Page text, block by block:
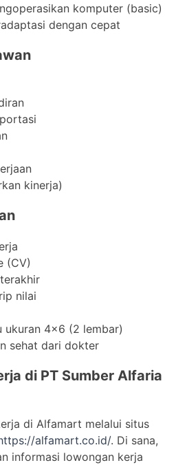
komputer (basic)
dengan cepat
kinerja)
(CV)
nilai
ukuran 4×6 (2 lembar)
sehat dari dokter
di PT Sumber Alfaria
di Alfamart melalui situs
alfamart.co.id/. Di sana,
informasi lowongan kerja